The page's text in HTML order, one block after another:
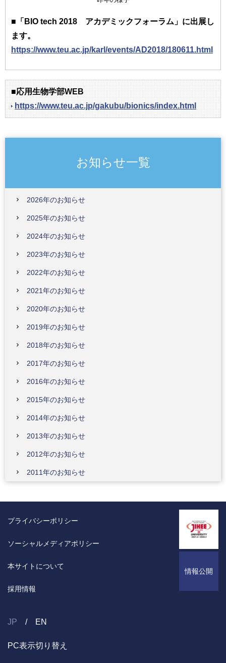
■「BIO tech 2018 アカデミックフォーラム」に出展し
ます。
https://www.teu.ac.jp/karl/events/AD2018/180611.html
■応用生物学部WEB
https://www.teu.ac.jp/gakubu/bionics/index.html
お知らせ一覧
2026年のお知らせ
2025年のお知らせ
2024年のお知らせ
2023年のお知らせ
2022年のお知らせ
2021年のお知らせ
2020年のお知らせ
2019年のお知らせ
2018年のお知らせ
2017年のお知らせ
2016年のお知らせ
2015年のお知らせ
2014年のお知らせ
2013年のお知らせ
2012年のお知らせ
2011年のお知らせ
情報公開
プライバシーポリシー
ソーシャルメディアポリシー
本サイトについて
採用情報
JP EN
PC表示切り替え